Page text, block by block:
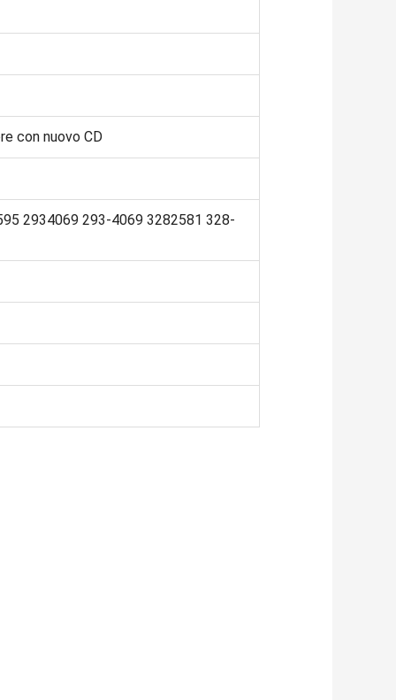
con nuovo CD
2934069 293-4069 3282581 328-